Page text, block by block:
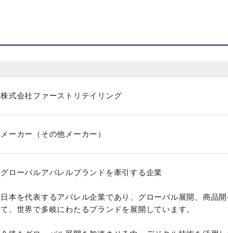
株式会社ファーストリテイリング
メーカー（その他メーカー）
グローバルアパレルブランドを牽引する企業
日本を代表するアパレル企業であり、グローバル展開、商品
て、世界で多岐にわたるブランドを展開しています。